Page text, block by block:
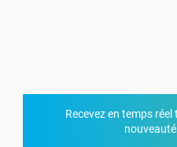
Recevez en temps